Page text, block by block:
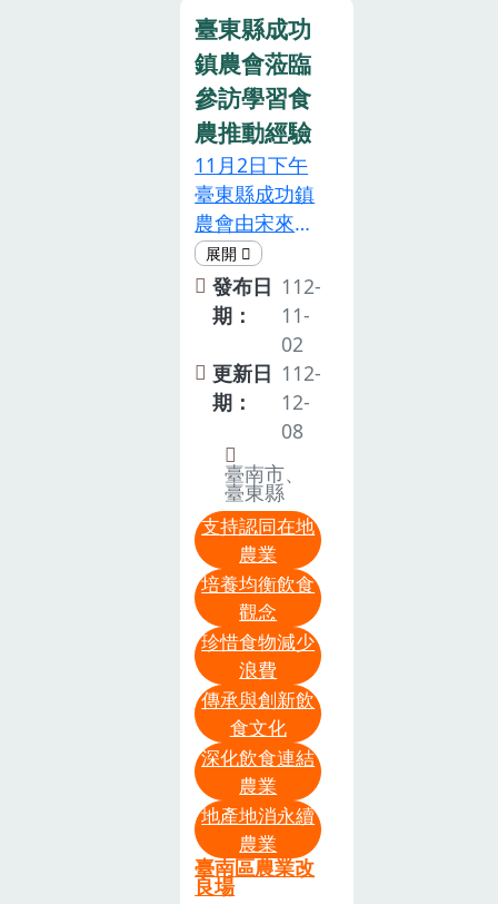
性」↑陳仁炫
教授主講「土
壤健康的評估
和增進對策」
↑鍾仁賜教授
主講「土壤有
機質影響土壤
健康與植物健
康」↑劉雨庭
教授主講「土
壤碳庫對於淨
零排放以及降
低氣候變遷衝
擊之影響」↑
莊愷瑋教授主
講「農地土壤
碳匯 MRV標
準作業程序不
確定因子影響
及重要性」↑
許健輝副研究
員主講「應用
數位土壤繪圖
估算區域尺度
土壤有機碳儲
量」↑綜合討
論現場互動熱
烈
瞭解全臺重要
的農漁畜產品
研究成果。而
今日在臺南區
農業改良場及
畜產試驗所場
區所舉辦的活
動，特別將
「乳牛」、
「萵苣」、
「玉米」及
「稻米」等主
題的農業知識
及研究成果，
透過科普化的
介紹、各種有
趣的食農DIY
及體驗活動，
讓民眾用五感
親自感受及體
驗，藉此更加
認識農業。
相關事宜。同
時展售具有三
章認證的農產
品，進而增加
在地農產品經
濟價值，活絡
消費市場。臺
南青農亦借機
辦理公益展
售，現場氣氛
熱絡。
對於食農教育
及綠色照顧能
有更多元的體
驗！
臺東縣成功
鎮農會蒞臨
參訪學習食
農推動經驗
11月2日下午
臺東縣成功鎮
農會由宋來安
理事長及張恭
銘總幹事帶領
各級幹部及農
民至本場觀摩
交流食農教育
議題。本場由
陳昱初副場長
致歡迎詞，李
郁淳助理研究
員分享食農教
育推動實務。
因陳副場長曾
任職臺東區農
業改良場，今
日成功鎮農會
來訪，多年好
友重逢備感溫
馨。受限既定
規劃行程，李
郁淳助理研究
員在有限時間
裡分享多年食
農推動經驗，
發布日
期：
112-
11-
02
更新日
期：
112-
12-
08
臺南市、
臺東縣
支持認同在地
農業
培養均衡飲食
觀念
珍惜食物減少
浪費
傳承與創新飲
食文化
深化飲食連結
農業
地產地消永續
農業
臺南區農業改
良場